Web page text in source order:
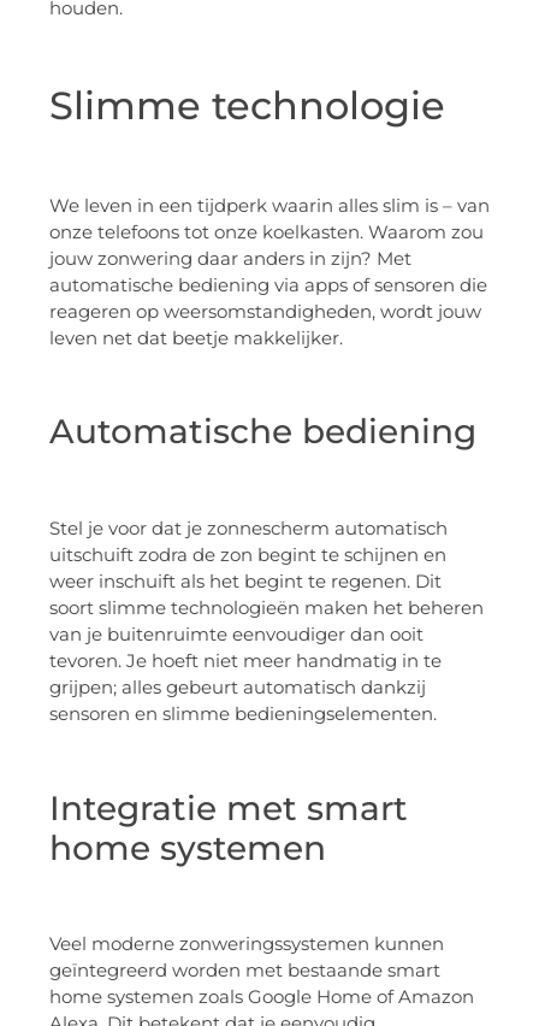
houden.
Slimme technologie
We leven in een tijdperk waarin alles slim is – van
onze telefoons tot onze koelkasten. Waarom zou
jouw zonwering daar anders in zijn? Met
automatische bediening via apps of sensoren die
reageren op weersomstandigheden, wordt jouw
leven net dat beetje makkelijker.
Automatische bediening
Stel je voor dat je zonnescherm automatisch
uitschuift zodra de zon begint te schijnen en
weer inschuift als het begint te regenen. Dit
soort slimme technologieën maken het beheren
van je buitenruimte eenvoudiger dan ooit
tevoren. Je hoeft niet meer handmatig in te
grijpen; alles gebeurt automatisch dankzij
sensoren en slimme bedieningselementen.
Integratie met smart
home systemen
Veel moderne zonweringssystemen kunnen
geïntegreerd worden met bestaande smart
home systemen zoals Google Home of Amazon